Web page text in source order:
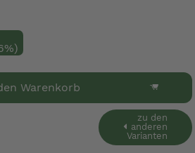
Warenkorb
zu den
anderen
Varianten